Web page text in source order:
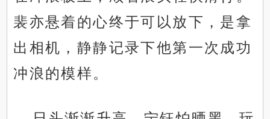
裴亦悬着的心终于可以放下，是拿
出相机，静静记录下他第一次成功
冲浪的模样。